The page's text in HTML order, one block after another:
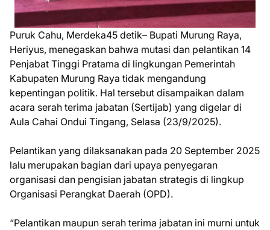
Puruk Cahu, Merdeka45 detik– Bupati Murung Raya,
Heriyus, menegaskan bahwa mutasi dan pelantikan 14
Penjabat Tinggi Pratama di lingkungan Pemerintah
Kabupaten Murung Raya tidak mengandung
kepentingan politik. Hal tersebut disampaikan dalam
acara serah terima jabatan (Sertijab) yang digelar di
Aula Cahai Ondui Tingang, Selasa (23/9/2025).
Pelantikan yang dilaksanakan pada 20 September 2025
lalu merupakan bagian dari upaya penyegaran
organisasi dan pengisian jabatan strategis di lingkup
Organisasi Perangkat Daerah (OPD).
“Pelantikan maupun serah terima jabatan ini murni untuk